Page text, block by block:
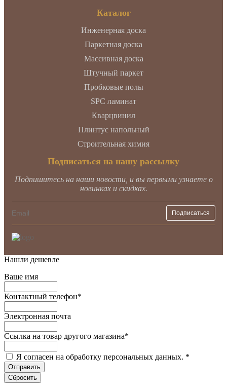
Каталог
Инженерная доска
Паркетная доска
Массивная доска
Штучный паркет
Пробковые полы
SPC ламинат
Кварцвинил
Плинтус напольный
Строительная химия
Подписаться на нашу рассылку
Подпишитесь на наши новости, и вы первыми узнаете о
новинках и скидках.
Нашли дешевле
Ваше имя
Контактный телефон*
Электронная почта
Ссылка на товар другого магазина*
Я согласен на обработку персональных данных. *